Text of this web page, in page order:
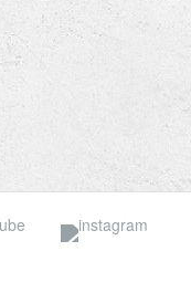
YouTube